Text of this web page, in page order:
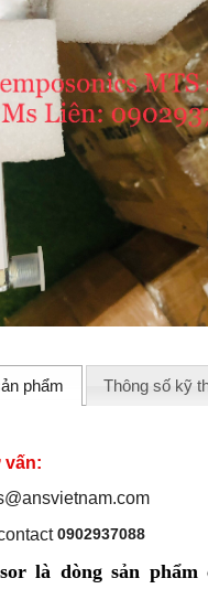
phẩm Thông số kỹ
vấn:
0902937088
là dòng sản